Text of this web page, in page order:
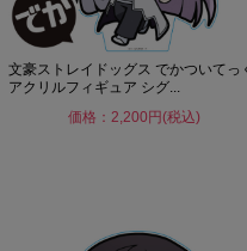
文豪ストレイドッグス でかついてっ
アクリルフィギュア シグ...
価格：2,200円(税込)